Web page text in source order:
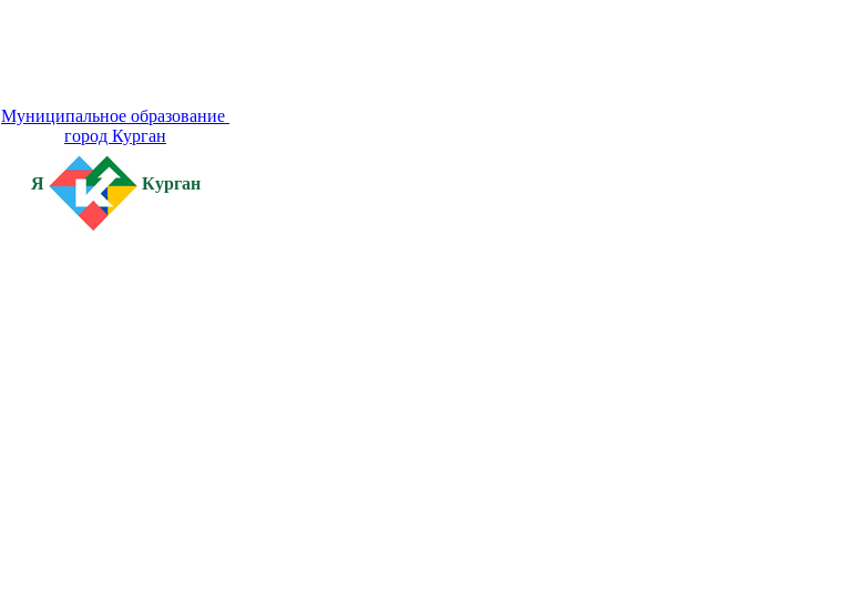
Муниципальное образование
город Курган
Я Курган